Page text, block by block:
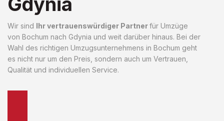
Wir sind Ihr vertrauenswürdiger Partnerfür Umzüge
von Bochum nach Gdynia und weit darüber hinaus. Bei der
Wahl des richtigen Umzugsunternehmens in Bochum geht
es nicht nur um den Preis, sondern auch um Vertrauen,
Qualität und individuellen Service.